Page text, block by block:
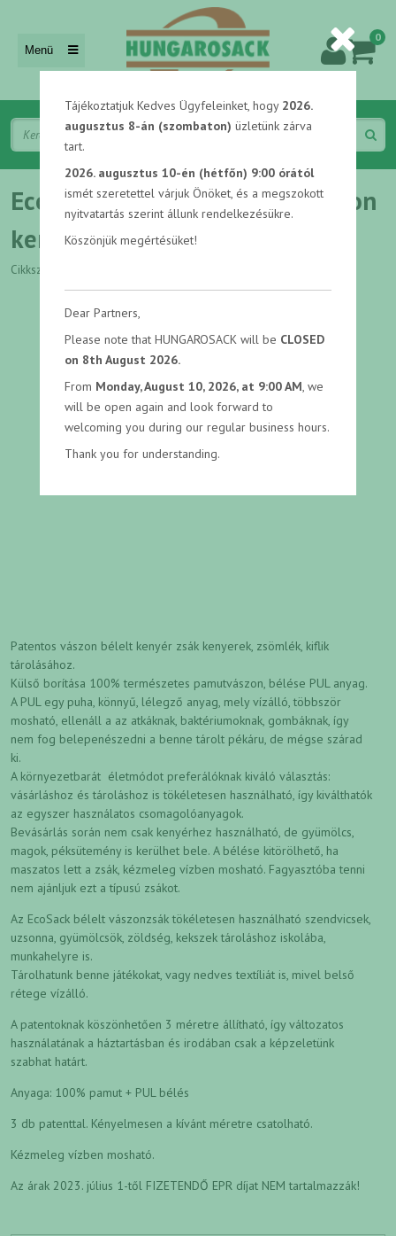
Menü
0
Ecosack patentos – bélelt vászon
kenyeres zsák, Ecosack logóval
Cikkszám: C10357
Patentos vászon bélelt kenyér zsák kenyerek, zsömlék, kiflik
tárolásához.
Külső borítása 100% természetes pamutvászon, bélése PUL anyag.
A PUL egy puha, könnyű, lélegző anyag, mely vízálló, többször
mosható, ellenáll a az atkáknak, baktériumoknak, gombáknak, így
nem fog belepenészedni a benne tárolt pékáru, de mégse szárad
ki.
A környezetbarát életmódot preferálóknak kiváló választás:
vásárláshoz és tároláshoz is tökéletesen használható, így kiválthatók
az egyszer használatos csomagolóanyagok.
Bevásárlás során nem csak kenyérhez használható, de gyümölcs,
magok, péksütemény is kerülhet bele. A bélése kitörölhető, ha
maszatos lett a zsák, kézmeleg vízben mosható. Fagyasztóba tenni
nem ajánljuk ezt a típusú zsákot.
Az EcoSack bélelt vászonzsák tökéletesen használható szendvicsek,
uzsonna, gyümölcsök, zöldség, kekszek tároláshoz iskolába,
munkahelyre is.
Tárolhatunk benne játékokat, vagy nedves textíliát is, mivel belső
rétege vízálló.
A patentoknak köszönhetően 3 méretre állítható, így változatos
használatának a háztartásban és irodában csak a képzeletünk
szabhat határt.
Anyaga: 100% pamut + PUL bélés
3 db patenttal. Kényelmesen a kívánt méretre csatolható.
Kézmeleg vízben mosható.
Az árak 2023. július 1-től FIZETENDŐ EPR díjat NEM tartalmazzák!
Tájékoztatjuk Kedves Ügyfeleinket, hogy 2026.
augusztus 8-án (szombaton) üzletünk zárva
tart.
2026. augusztus 10-én (hétfőn) 9:00 órától
ismét szeretettel várjuk Önöket, és a megszokott
nyitvatartás szerint állunk rendelkezésükre.
Köszönjük megértésüket!
Dear Partners,
Please note that HUNGAROSACK will be CLOSED
on 8th August 2026.
From Monday, August 10, 2026, at 9:00 AM, we
will be open again and look forward to
welcoming you during our regular business hours.
Thank you for understanding.